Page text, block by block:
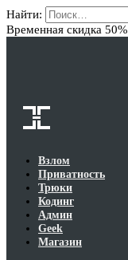
Найти:
Временная скидка 50%
Взлом
Приватность
Трюки
Кодинг
Админ
Geek
Магазин